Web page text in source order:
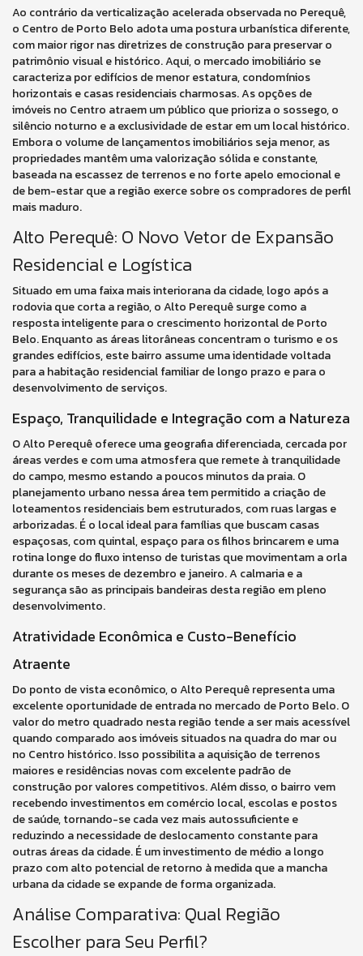
Ao contrário da verticalização acelerada observada no Perequê,
o Centro de Porto Belo adota uma postura urbanística diferente,
com maior rigor nas diretrizes de construção para preservar o
patrimônio visual e histórico. Aqui, o mercado imobiliário se
caracteriza por edifícios de menor estatura, condomínios
horizontais e casas residenciais charmosas. As opções de
imóveis no Centro atraem um público que prioriza o sossego, o
silêncio noturno e a exclusividade de estar em um local histórico.
Embora o volume de lançamentos imobiliários seja menor, as
propriedades mantêm uma valorização sólida e constante,
baseada na escassez de terrenos e no forte apelo emocional e
de bem-estar que a região exerce sobre os compradores de perfil
mais maduro.
Alto Perequê: O Novo Vetor de Expansão
Residencial e Logística
Situado em uma faixa mais interiorana da cidade, logo após a
rodovia que corta a região, o Alto Perequê surge como a
resposta inteligente para o crescimento horizontal de Porto
Belo. Enquanto as áreas litorâneas concentram o turismo e os
grandes edifícios, este bairro assume uma identidade voltada
para a habitação residencial familiar de longo prazo e para o
desenvolvimento de serviços.
Espaço, Tranquilidade e Integração com a Natureza
O Alto Perequê oferece uma geografia diferenciada, cercada por
áreas verdes e com uma atmosfera que remete à tranquilidade
do campo, mesmo estando a poucos minutos da praia. O
planejamento urbano nessa área tem permitido a criação de
loteamentos residenciais bem estruturados, com ruas largas e
arborizadas. É o local ideal para famílias que buscam casas
espaçosas, com quintal, espaço para os filhos brincarem e uma
rotina longe do fluxo intenso de turistas que movimentam a orla
durante os meses de dezembro e janeiro. A calmaria e a
segurança são as principais bandeiras desta região em pleno
desenvolvimento.
Atratividade Econômica e Custo-Benefício
Atraente
Do ponto de vista econômico, o Alto Perequê representa uma
excelente oportunidade de entrada no mercado de Porto Belo. O
valor do metro quadrado nesta região tende a ser mais acessível
quando comparado aos imóveis situados na quadra do mar ou
no Centro histórico. Isso possibilita a aquisição de terrenos
maiores e residências novas com excelente padrão de
construção por valores competitivos. Além disso, o bairro vem
recebendo investimentos em comércio local, escolas e postos
de saúde, tornando-se cada vez mais autossuficiente e
reduzindo a necessidade de deslocamento constante para
outras áreas da cidade. É um investimento de médio a longo
prazo com alto potencial de retorno à medida que a mancha
urbana da cidade se expande de forma organizada.
Análise Comparativa: Qual Região
Escolher para Seu Perfil?